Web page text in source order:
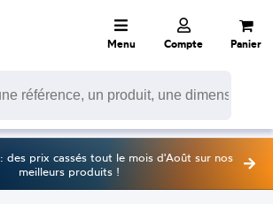
Menu Compte Panier
: des prix cassés tout le mois d'Août sur nos
meilleurs produits !